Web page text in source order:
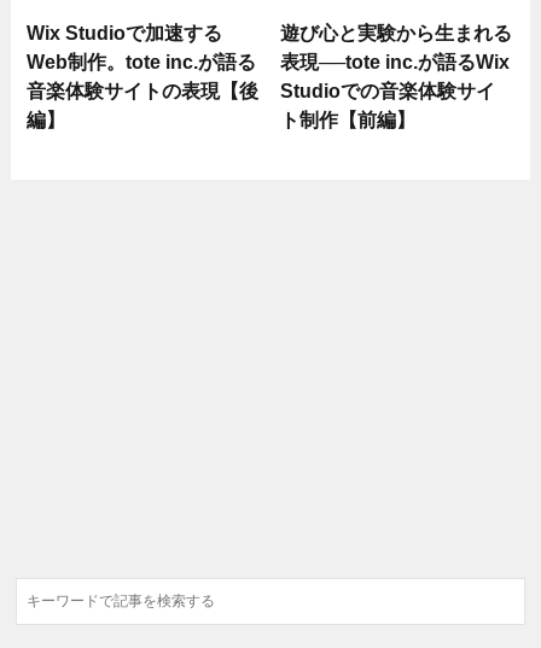
Wix Studioで加速する
Web制作。tote inc.が語る
音楽体験サイトの表現【後
編】
遊び心と実験から生まれる
表現──tote inc.が語るWix
Studioでの音楽体験サイ
ト制作【前編】
検
索